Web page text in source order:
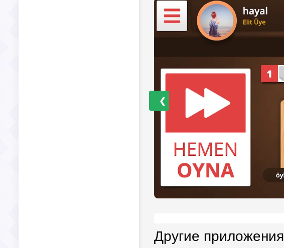
❮
Другие приложения